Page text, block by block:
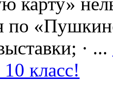
по
· ...
класс!